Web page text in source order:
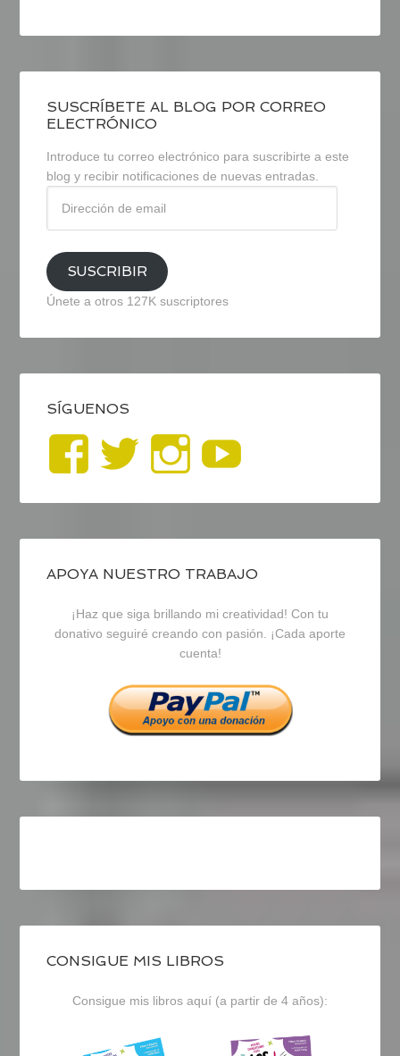
SUSCRÍBETE AL BLOG POR CORREO
ELECTRÓNICO
Introduce tu correo electrónico para suscribirte a este
blog y recibir notificaciones de nuevas entradas.
email
SUSCRIBIR
Únete a otros 127K suscriptores
SÍGUENOS
Ver
perfil
de
blogrecursosep
en
Facebook
Ver
perfil
de
recursosep
en
Twitter
Ver
perfil
de
recursosep
en
Instagram
APOYA NUESTRO TRABAJO
¡Haz que siga brillando mi creatividad! Con tu
donativo seguiré creando con pasión. ¡Cada aporte
cuenta!
CONSIGUE MIS LIBROS
Consigue mis libros aquí (a partir de 4 años):